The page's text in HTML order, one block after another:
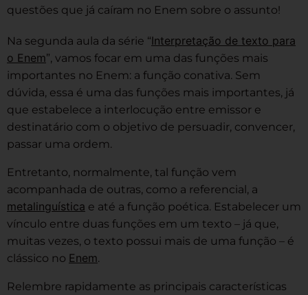
questões que já caíram no Enem sobre o assunto!
Na segunda aula da série “Interpretação de texto para
o Enem”, vamos focar em uma das funções mais
importantes no Enem: a função conativa. Sem
dúvida, essa é uma das funções mais importantes, já
que estabelece a interlocução entre emissor e
destinatário com o objetivo de persuadir, convencer,
passar uma ordem.
Entretanto, normalmente, tal função vem
acompanhada de outras, como a referencial, a
metalinguística e até a função poética. Estabelecer um
vínculo entre duas funções em um texto – já que,
muitas vezes, o texto possui mais de uma função – é
clássico no Enem.
Relembre rapidamente as principais características